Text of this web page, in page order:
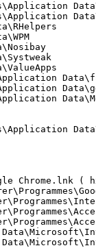
( hxxp://